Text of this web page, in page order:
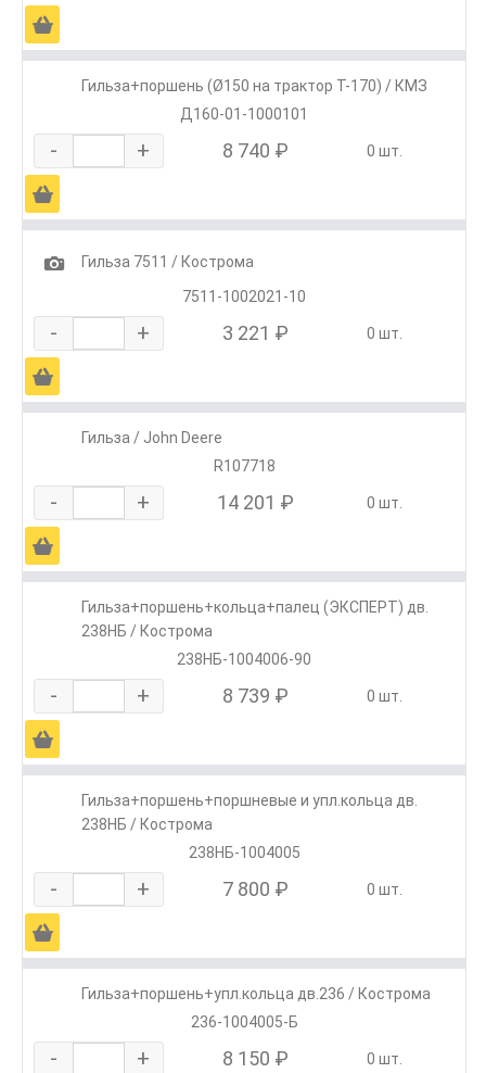
Ä
Гильза+поршень (Ø150 на трактор Т-170) / КМЗ
Д160-01-1000101
- + 8 740 ₽ 0 шт.
Ä
1
Гильза 7511 / Кострома
7511-1002021-10
- + 3 221 ₽ 0 шт.
Ä
Гильза / John Deere
R107718
- + 14 201 ₽ 0 шт.
Ä
Гильза+поршень+кольца+палец (ЭКСПЕРТ) дв.
238НБ / Кострома
238НБ-1004006-90
- + 8 739 ₽ 0 шт.
Ä
Гильза+поршень+поршневые и упл.кольца дв.
238НБ / Кострома
238НБ-1004005
- + 7 800 ₽ 0 шт.
Ä
Гильза+поршень+упл.кольца дв.236 / Кострома
236-1004005-Б
- + 8 150 ₽ 0 шт.